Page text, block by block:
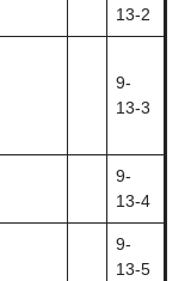
13-2
9-
13-3
9-
13-4
9-
13-5